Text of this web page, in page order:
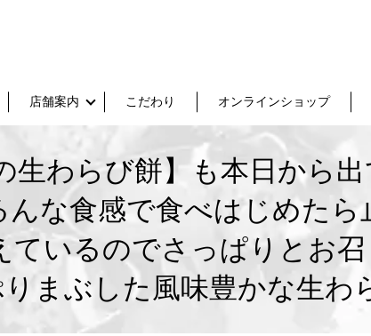
店舗案内 こだわり オンラインショップ
生わらび餅】も本日から
な食感で食べはじめた
ているのでさっぱりとお
まぶした風味豊かな生